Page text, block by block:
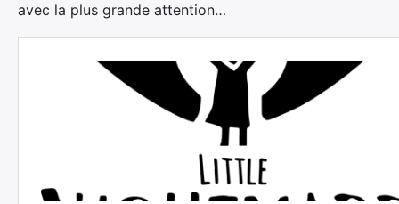
avec la plus grande attention…